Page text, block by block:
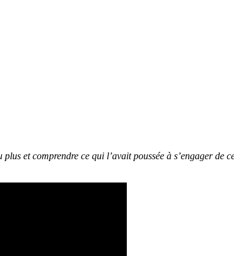
et comprendre ce qui l’avait poussée à s’engager de